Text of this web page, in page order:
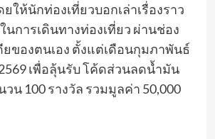
ให้นักท่องเที่ยวบอกเล่าเรื่องราว
นการเดินทางท่องเที่ยว ผ่านช่อง
ยของตนเอง ตั้งแต่เดือนกุมภาพันธ์
เพื่อลุ้นรับ โค้ดส่วนลดน้ำมัน
วน 100 รางวัล รวมมูลค่า 50,000